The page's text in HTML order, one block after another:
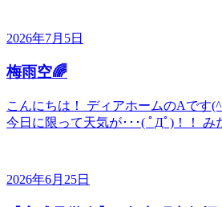
2026年7月5日
梅雨空🌈
こんにちは！ ディアホームのAです
今日に限って天気が･･･( ﾟДﾟ)！！
2026年6月25日